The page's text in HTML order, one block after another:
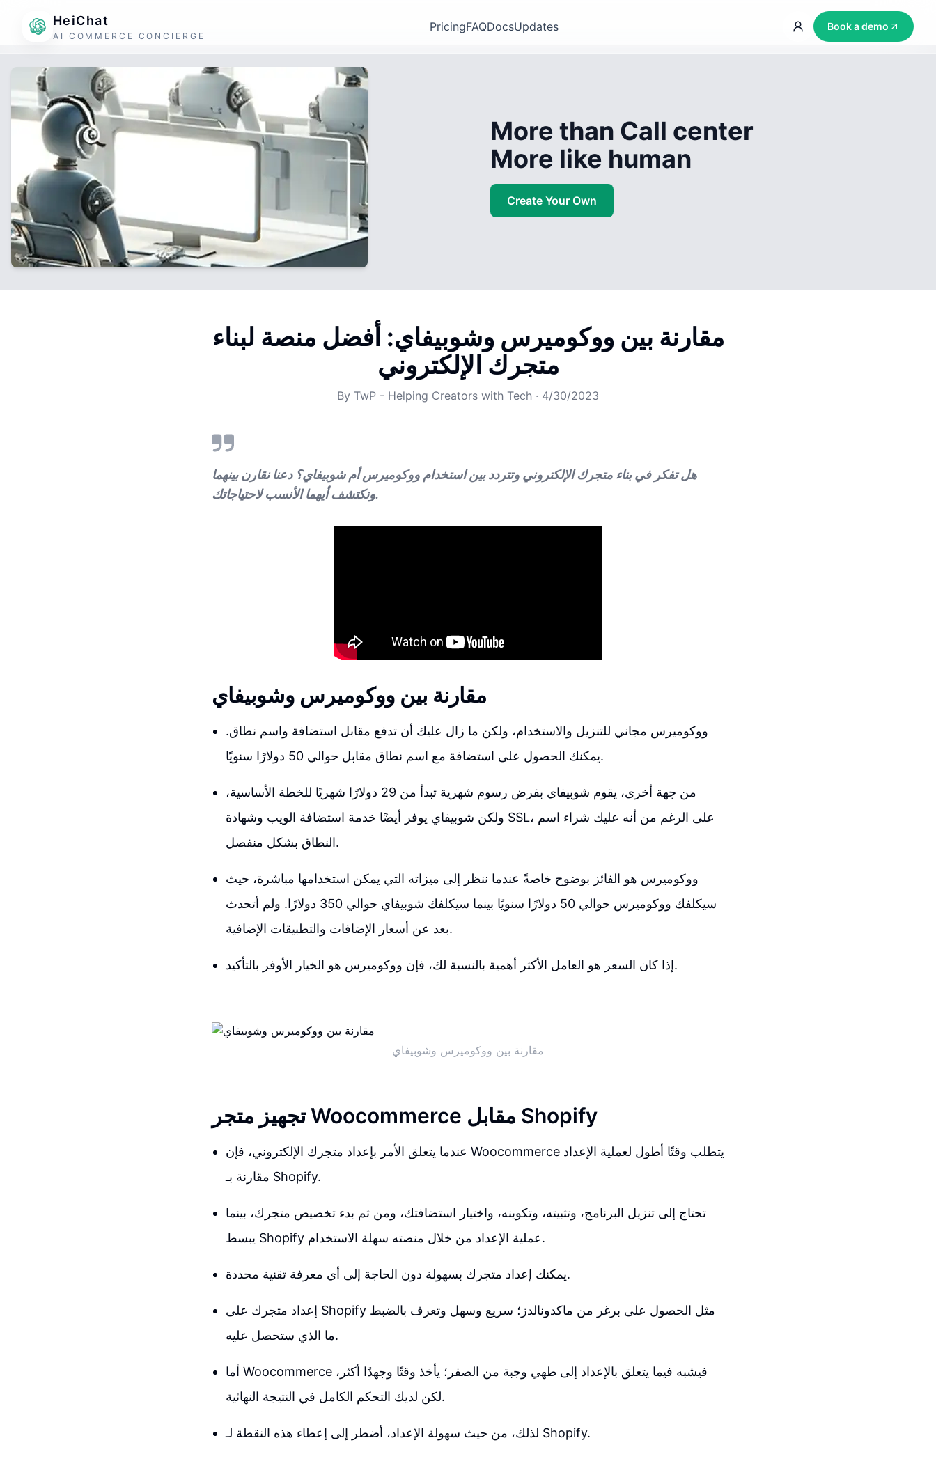
HeiChat
AI COMMERCE CONCIERGE
PricingFAQDocsUpdates Book a demo
More than Call center
More like human
Create Your Own
مقارنة بين ووكوميرس وشوبيفاي: أفضل منصة لبناء
متجرك الإلكتروني
By TwP - Helping Creators with Tech · 4/30/2023
هل تفكر في بناء متجرك الإلكتروني وتتردد بين استخدام ووكوميرس أم شوبيفاي؟ دعنا نقارن بينهما
ونكتشف أيهما الأنسب لاحتياجاتك.
مقارنة بين ووكوميرس وشوبيفاي
ووكوميرس مجاني للتنزيل والاستخدام، ولكن ما زال عليك أن تدفع مقابل استضافة واسم نطاق.
يمكنك الحصول على استضافة مع اسم نطاق مقابل حوالي 50 دولارًا سنويًا.
من جهة أخرى، يقوم شوبيفاي بفرض رسوم شهرية تبدأ من 29 دولارًا شهريًا للخطة الأساسية،
ولكن شوبيفاي يوفر أيضًا خدمة استضافة الويب وشهادة SSL، على الرغم من أنه عليك شراء اسم
النطاق بشكل منفصل.
ووكوميرس هو الفائز بوضوح خاصةً عندما ننظر إلى ميزاته التي يمكن استخدامها مباشرة، حيث
سيكلفك ووكوميرس حوالي 50 دولارًا سنويًا بينما سيكلفك شوبيفاي حوالي 350 دولارًا. ولم أتحدث
بعد عن أسعار الإضافات والتطبيقات الإضافية.
إذا كان السعر هو العامل الأكثر أهمية بالنسبة لك، فإن ووكوميرس هو الخيار الأوفر بالتأكيد.
مقارنة بين ووكوميرس وشوبيفاي
تجهيز متجر Woocommerce مقابل Shopify
عندما يتعلق الأمر بإعداد متجرك الإلكتروني، فإن Woocommerce يتطلب وقتًا أطول لعملية الإعداد
مقارنة بـ Shopify.
تحتاج إلى تنزيل البرنامج، وتثبيته، وتكوينه، واختيار استضافتك، ومن ثم بدء تخصيص متجرك، بينما
يبسط Shopify عملية الإعداد من خلال منصته سهلة الاستخدام.
يمكنك إعداد متجرك بسهولة دون الحاجة إلى أي معرفة تقنية محددة.
إعداد متجرك على Shopify مثل الحصول على برغر من ماكدونالدز؛ سريع وسهل وتعرف بالضبط
ما الذي ستحصل عليه.
أما Woocommerce فيشبه فيما يتعلق بالإعداد إلى طهي وجبة من الصفر؛ يأخذ وقتًا وجهدًا أكثر،
لكن لديك التحكم الكامل في النتيجة النهائية.
لذلك، من حيث سهولة الإعداد، أضطر إلى إعطاء هذه النقطة لـ Shopify.